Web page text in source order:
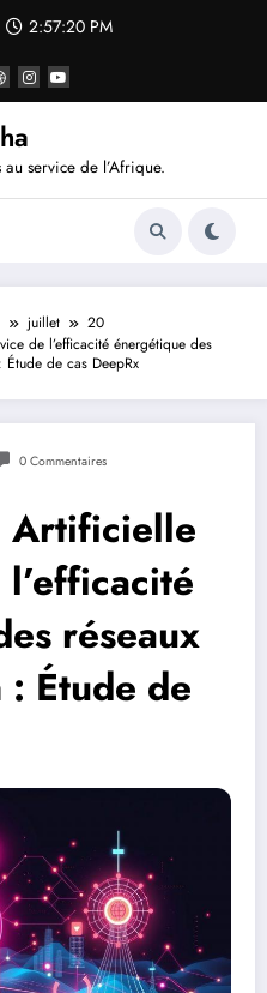
2:57:22 PM
au service de l’Afrique.
juillet
20
de l’efficacité énergétique des
de cas DeepRx
0 Commentaires
Artificielle
réseaux
Étude de